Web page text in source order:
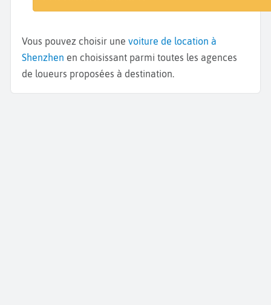
Vous pouvez choisir une voiture de location à
Shenzhen en choisissant parmi toutes les agences
de loueurs proposées à destination.